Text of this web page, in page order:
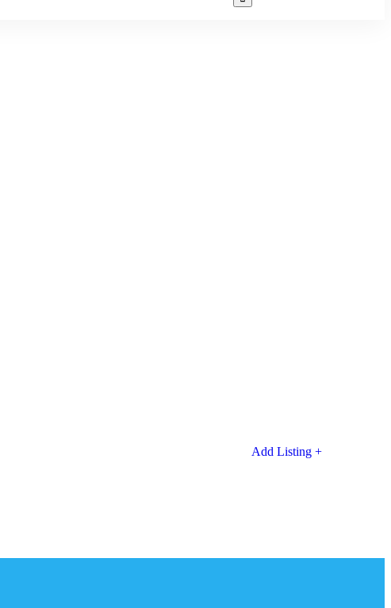
Add Listing +